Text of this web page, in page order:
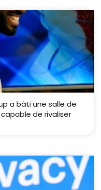
a bâti une salle de
de rivaliser